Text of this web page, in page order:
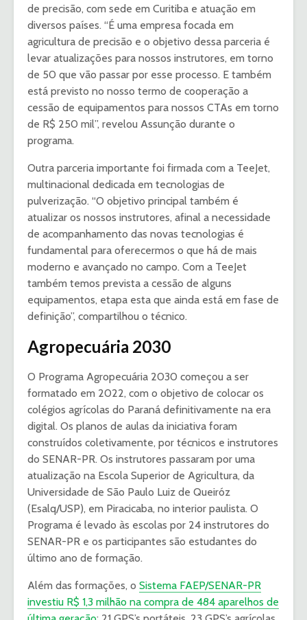
de precisão, com sede em Curitiba e atuação em
diversos países. “É uma empresa focada em
agricultura de precisão e o objetivo dessa parceria é
levar atualizações para nossos instrutores, em torno
de 50 que vão passar por esse processo. E também
está previsto no nosso termo de cooperação a
cessão de equipamentos para nossos CTAs em torno
de R$ 250 mil”, revelou Assunção durante o
programa.
Outra parceria importante foi firmada com a TeeJet,
multinacional dedicada em tecnologias de
pulverização. “O objetivo principal também é
atualizar os nossos instrutores, afinal a necessidade
de acompanhamento das novas tecnologias é
fundamental para oferecermos o que há de mais
moderno e avançado no campo. Com a TeeJet
também temos prevista a cessão de alguns
equipamentos, etapa esta que ainda está em fase de
definição”, compartilhou o técnico.
Agropecuária 2030
O Programa Agropecuária 2030 começou a ser
formatado em 2022, com o objetivo de colocar os
colégios agrícolas do Paraná definitivamente na era
digital. Os planos de aulas da iniciativa foram
construídos coletivamente, por técnicos e instrutores
do SENAR-PR. Os instrutores passaram por uma
atualização na Escola Superior de Agricultura, da
Universidade de São Paulo Luiz de Queiróz
(Esalq/USP), em Piracicaba, no interior paulista. O
Programa é levado às escolas por 24 instrutores do
SENAR-PR e os participantes são estudantes do
último ano de formação.
Além das formações, o Sistema FAEP/SENAR-PR
investiu R$ 1,3 milhão na compra de 484 aparelhos de